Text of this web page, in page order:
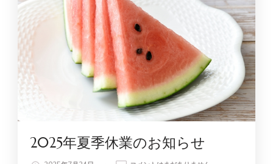
2025年夏季休業のお知らせ